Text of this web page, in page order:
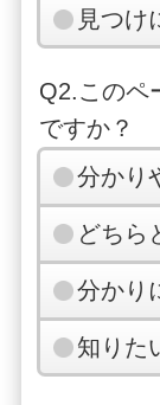
見つけ
Q2.このペ
ですか？
分かり
どちら
分かり
知りた